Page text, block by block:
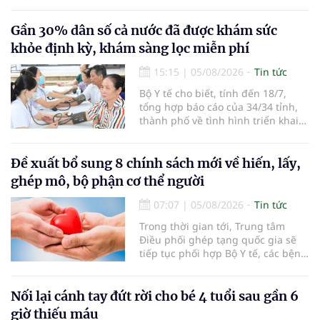
em bé đầu tiên chào đời.
Gần 30% dân số cả nước đã được khám sức
khỏe định kỳ, khám sàng lọc miễn phí
15:15 | 05/08/2026
Tin tức
Bộ Y tế cho biết, tính đến 18/7,
tổng hợp báo cáo của 34/34 tỉnh,
thành phố về tình hình triển khai
nhận 32.286.360 người, chiếm gần
30% dân số cả nước đã được khám
sức khỏe định kỳ năm nay.
Đề xuất bổ sung 8 chính sách mới về hiến, lấy,
ghép mô, bộ phận cơ thể người
07:07 | 05/08/2026
Tin tức
Trong thời gian tới, Trung tâm
Điều phối ghép tạng quốc gia sẽ
tiếp tục phối hợp Bộ Y tế, các bệnh
cường truyền thông, hoàn thiện
quy trình chuyên môn và hệ thống
Nối lại cánh tay đứt rời cho bé 4 tuổi sau gần 6
giờ thiếu máu